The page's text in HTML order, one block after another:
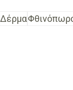
Δέρμα